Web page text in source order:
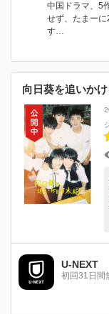
中国ドラマ、5
せず、たまー
す…
向日葵を追いか
U-NEXT
初回31日間